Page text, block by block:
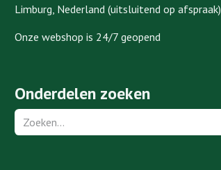
Limburg, Nederland (uitsluitend op afspraak)
Onze webshop is 24/7 geopend
Onderdelen zoeken